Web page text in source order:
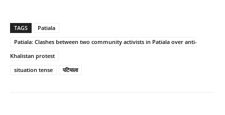
TAGS
Patiala
Patiala: Clashes between two community activists in Patiala over anti-
Khalistan protest
situation tense
पटियाला